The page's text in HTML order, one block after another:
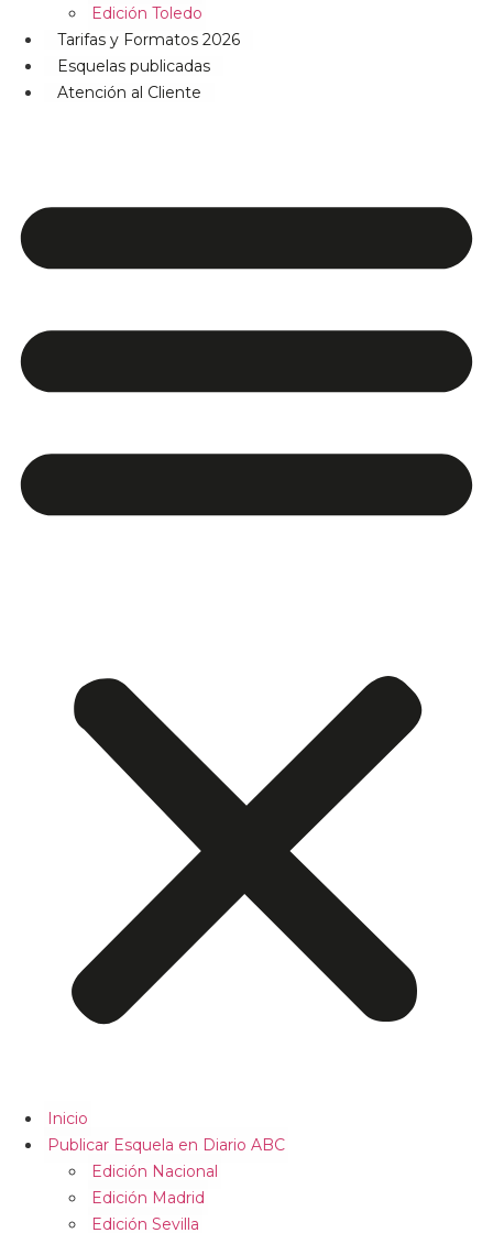
Edición Toledo
Tarifas y Formatos 2026
Esquelas publicadas
Atención al Cliente
Inicio
Publicar Esquela en Diario ABC
Edición Nacional
Edición Madrid
Edición Sevilla